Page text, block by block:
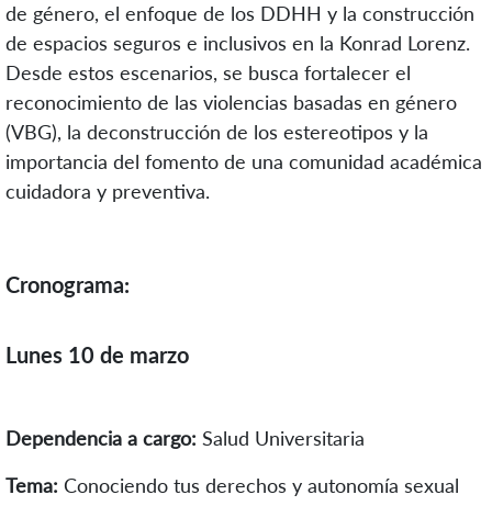
de género, el enfoque de los DDHH y la construcción
de espacios seguros e inclusivos en la Konrad Lorenz.
Desde estos escenarios, se busca fortalecer el
reconocimiento de las violencias basadas en género
(VBG), la deconstrucción de los estereotipos y la
importancia del fomento de una comunidad académica
cuidadora y preventiva.
Cronograma:
Lunes 10 de marzo
Dependencia a cargo: Salud Universitaria
Tema: Conociendo tus derechos y autonomía sexual